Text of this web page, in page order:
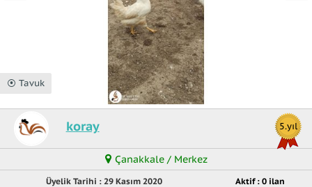
⦿ Tavuk
5.yıl
koray
Çanakkale / Merkez
Üyelik Tarihi : 29 Kasım 2020 Aktif : 0 ilan